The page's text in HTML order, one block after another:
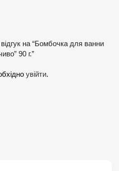
на “Бомбочка для ванни
90 г.”
увійти.